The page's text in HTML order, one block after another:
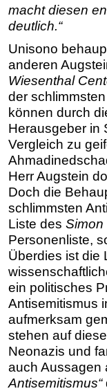
macht diesen
deutlich.“
Unisono
anderen
Wiesenthal
der
können durch
Herausgeber in
Vergleich zu
Herr Augstein
Doch die
schlimmsten
Liste des Simon
Personenliste,
Überdies ist die
ein politisches
Antisemitismus
aufmerksam
stehen auf
Neonazis und
auch Aussagen
Antisemitismus“